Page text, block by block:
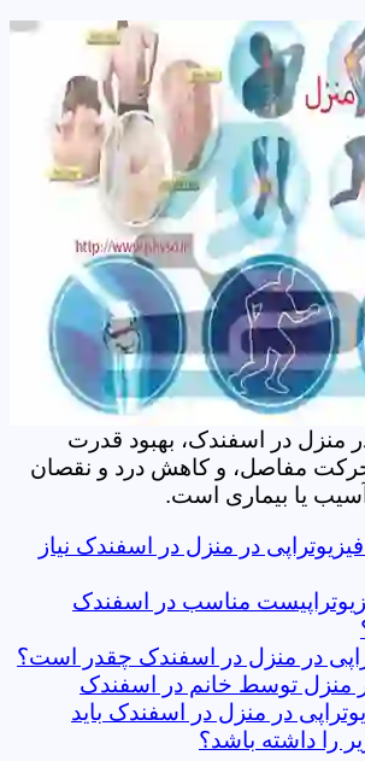
منزل در اسفندک، بهبود قدرت
مفاصل، و کاهش درد و نقصان
یا بیماری است.
در منزل در اسفندک نیاز
مناسب در اسفندک
در منزل در اسفندک چقدر است؟
منزل توسط خانم در اسفندک
در منزل در اسفندک باید
را داشته باشد؟